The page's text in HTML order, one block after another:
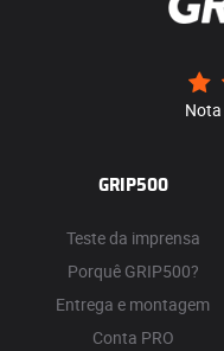
Nota
GRIP500
Teste da imprensa
Porquê GRIP500?
Entrega e montagem
Conta PRO